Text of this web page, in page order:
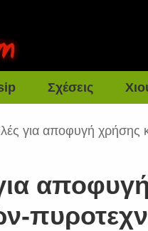
Σχέσεις
για αποφυγή χρήσης